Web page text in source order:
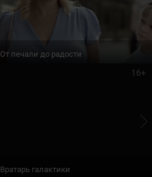
От печали до радости
16+
Вратарь галактики